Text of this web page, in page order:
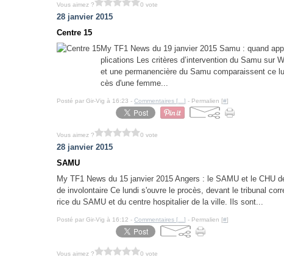
Vous aimez ? 0 vote
28 janvier 2015
Centre 15
My TF1 News du 19 janvier 2015 Samu : quand
plications Les critères d’intervention du Samu sur
et une permanencière du Samu comparaissent ce
cès d'une femme...
Posté par Gir-Vig à 16:23 -Commentaires [ …] - Permalien [#]
Vous aimez ? 0 vote
28 janvier 2015
SAMU
My TF1 News du 15 janvier 2015 Angers : le SAMU et le CHU
de involontaire Ce lundi s'ouvre le procès, devant le tribunal
rice du SAMU et du centre hospitalier de la ville. Ils sont...
Posté par Gir-Vig à 16:12 -Commentaires [ …] - Permalien [#]
Vous aimez ? 0 vote